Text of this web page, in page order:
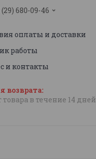
680-09-46
оплаты и доставки
работы
и контакты
товара в течение 14 дней